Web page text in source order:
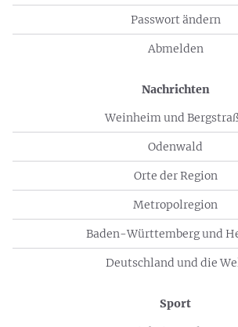
Passwort ändern
Abmelden
Nachrichten
Weinheim und
Odenwald
Orte der Region
Metropolregion
Baden-Württemberg und
Deutschland und die
Sport